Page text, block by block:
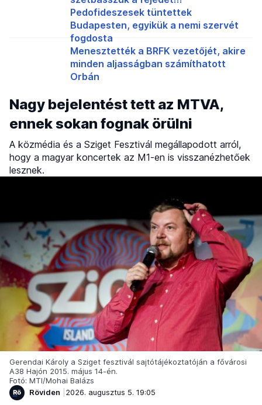
Pedofideszesek tüntettek
Budapesten, egyikük a nemi szervét
fogdosta
Menesztették a BRFK vezetőjét, akire
minden aljasságban számíthatott
Orbán
Nagy bejelentést tett az MTVA,
ennek sokan fognak örülni
A közmédia és a Sziget Fesztivál megállapodott arról,
hogy a magyar koncertek az M1-en is visszanézhetőek
lesznek.
Gerendai Károly a Sziget fesztivál sajtótájékoztatóján a fővárosi
A38 Hajón 2015. május 14-én.
Fotó: MTI/Mohai Balázs
Röviden
2026. augusztus 5. 19:05